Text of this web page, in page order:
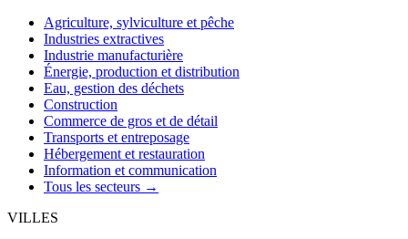
Agriculture, sylviculture et pêche
Industries extractives
Industrie manufacturière
Énergie, production et distribution
Eau, gestion des déchets
Construction
Commerce de gros et de détail
Transports et entreposage
Hébergement et restauration
Information et communication
Tous les secteurs →
VILLES